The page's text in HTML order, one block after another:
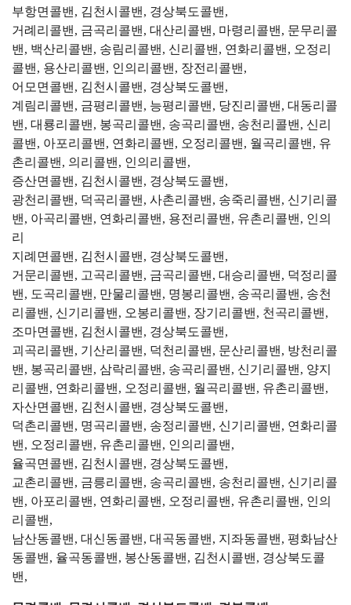
부항면콜밴, 김천시콜밴, 경상북도콜밴,
거례리콜밴, 금곡리콜밴, 대산리콜밴, 마령리콜밴, 문무리콜
밴, 백산리콜밴, 송림리콜밴, 신리콜밴, 연화리콜밴, 오정리
콜밴, 용산리콜밴, 인의리콜밴, 장전리콜밴,
어모면콜밴, 김천시콜밴, 경상북도콜밴,
계림리콜밴, 금평리콜밴, 능평리콜밴, 당진리콜밴, 대동리콜
밴, 대룡리콜밴, 봉곡리콜밴, 송곡리콜밴, 송천리콜밴, 신리
콜밴, 아포리콜밴, 연화리콜밴, 오정리콜밴, 월곡리콜밴, 유
촌리콜밴, 의리콜밴, 인의리콜밴,
증산면콜밴, 김천시콜밴, 경상북도콜밴,
광천리콜밴, 덕곡리콜밴, 사촌리콜밴, 송죽리콜밴, 신기리콜
밴, 아곡리콜밴, 연화리콜밴, 용전리콜밴, 유촌리콜밴, 인의
리
지례면콜밴, 김천시콜밴, 경상북도콜밴,
거문리콜밴, 고곡리콜밴, 금곡리콜밴, 대승리콜밴, 덕정리콜
밴, 도곡리콜밴, 만물리콜밴, 명봉리콜밴, 송곡리콜밴, 송천
리콜밴, 신기리콜밴, 오봉리콜밴, 장기리콜밴, 천곡리콜밴,
조마면콜밴, 김천시콜밴, 경상북도콜밴,
괴곡리콜밴, 기산리콜밴, 덕천리콜밴, 문산리콜밴, 방천리콜
밴, 봉곡리콜밴, 삼락리콜밴, 송곡리콜밴, 신기리콜밴, 양지
리콜밴, 연화리콜밴, 오정리콜밴, 월곡리콜밴, 유촌리콜밴,
자산면콜밴, 김천시콜밴, 경상북도콜밴,
덕촌리콜밴, 명곡리콜밴, 송정리콜밴, 신기리콜밴, 연화리콜
밴, 오정리콜밴, 유촌리콜밴, 인의리콜밴,
율곡면콜밴, 김천시콜밴, 경상북도콜밴,
교촌리콜밴, 금릉리콜밴, 송곡리콜밴, 송천리콜밴, 신기리콜
밴, 아포리콜밴, 연화리콜밴, 오정리콜밴, 유촌리콜밴, 인의
리콜밴,
남산동콜밴, 대신동콜밴, 대곡동콜밴, 지좌동콜밴, 평화남산
동콜밴, 율곡동콜밴, 봉산동콜밴, 김천시콜밴, 경상북도콜
밴,